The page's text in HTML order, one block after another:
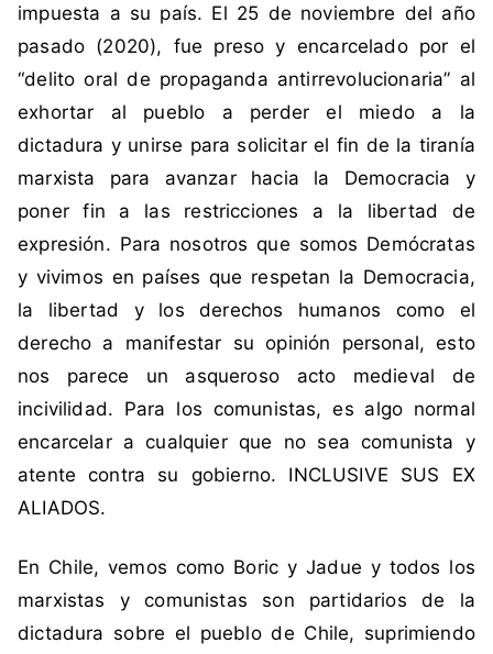
i
c
C
u
b
a
,
c
t
a
d
a
,
J
d
,
impuesta a su país. El 25 de noviembre del año
pasado (2020), fue preso y encarcelado por el
“delito oral de propaganda antirrevolucionaria” al
exhortar al pueblo a perder el miedo a la
dictadura y unirse para solicitar el fin de la tiranía
marxista para avanzar hacia la Democracia y
poner fin a las restricciones a la libertad de
expresión. Para nosotros que somos Demócratas
y vivimos en países que respetan la Democracia,
la libertad y los derechos humanos como el
derecho a manifestar su opinión personal, esto
nos parece un asqueroso acto medieval de
incivilidad. Para los comunistas, es algo normal
encarcelar a cualquier que no sea comunista y
atente contra su gobierno. INCLUSIVE SUS EX
ALIADOS.
En Chile, vemos como Boric y Jadue y todos los
marxistas y comunistas son partidarios de la
dictadura sobre el pueblo de Chile, suprimiendo